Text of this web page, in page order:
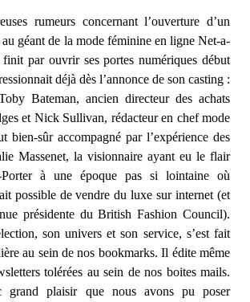
rumeurs concernant l’ouverture d’un
géant de la mode féminine en ligne Net-a-
par ouvrir ses portes numériques début
déjà dès l’annonce de son casting :
Bateman, ancien directeur des achats
et Nick Sullivan, rédacteur en chef mode
bien-sûr accompagné par l’expérience des
Massenet, la visionnaire ayant eu le flair
à une époque pas si lointaine où
possible de vendre du luxe sur internet (et
présidente du British Fashion Council).
son univers et son service, s’est fait
au sein de nos bookmarks. Il édite même
tolérées au sein de nos boites mails.
grand plaisir que nous avons pu poser